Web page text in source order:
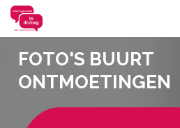
FOTO'S BUURT
ONTMOETINGEN